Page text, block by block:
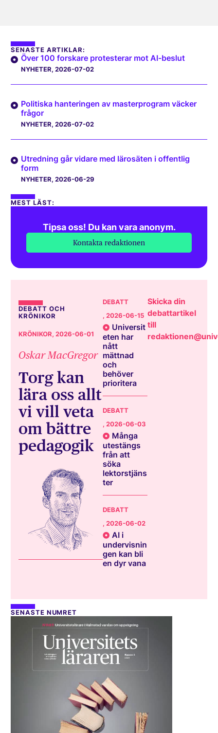
SENASTE ARTIKLAR:
Över 100 forskare protesterar mot AI-beslut
NYHETER, 2026-07-02
Politiska hanteringen av masterprogram väcker
frågor
NYHETER, 2026-07-02
Utredning går vidare med lärosäten i offentlig
form
NYHETER, 2026-06-29
MEST LÄST:
Tipsa oss! Du kan vara anonym.
Kontakta redaktionen
DEBATT OCH
KRÖNIKOR
KRÖNIKOR, 2026-06-01
Oskar MacGregor
Torg kan
lära oss allt
vi vill veta
om bättre
pedagogik
DEBATT
, 2026-06-15
Universit
eten har
nått
mättnad
och
behöver
prioritera
DEBATT
, 2026-06-03
Många
utestängs
från att
söka
lektorstjäns
ter
DEBATT
, 2026-06-02
AI i
undervisnin
gen kan bli
en dyr vana
Skicka din
debattartikel
till
SENASTE NUMRET